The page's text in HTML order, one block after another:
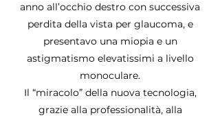
anno all’occhio destro con successiva
perdita della vista per glaucoma, e
presentavo una miopia e un
astigmatismo elevatissimi a livello
monoculare.
Il “miracolo” della nuova tecnologia,
grazie alla professionalità, alla